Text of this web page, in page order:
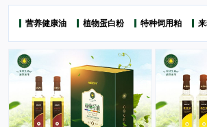
营养健康油 植物蛋白粉 特种饲用粕